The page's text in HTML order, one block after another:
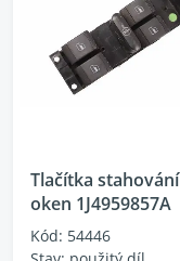
Tlačítka stahování
oken 1J4959857A
Kód: 54446